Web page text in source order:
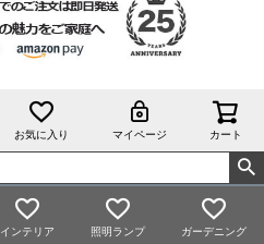
お気に入り マイページ カート
インテリア 照明ランプ ガーデニング